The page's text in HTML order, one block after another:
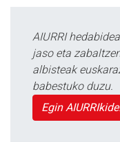
AIURRI
jaso eta
albisteak
babestuko duzu.
Egin